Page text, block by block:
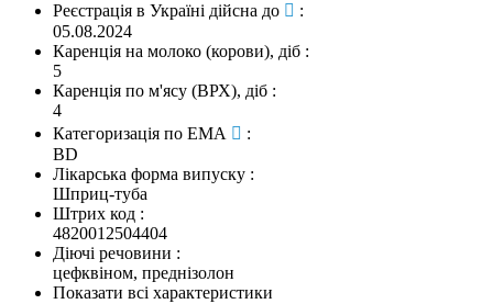
Реєстрація в Україні дійсна до
:
05.08.2024
Каренція на молоко (корови), діб :
5
Каренція по м'ясу (ВРХ), діб :
4
Категоризація по EMA
:
BD
Лікарська форма випуску :
Шприц-туба
Штрих код :
4820012504404
Діючі речовини :
цефквіном, преднізолон
Показати всі характеристики